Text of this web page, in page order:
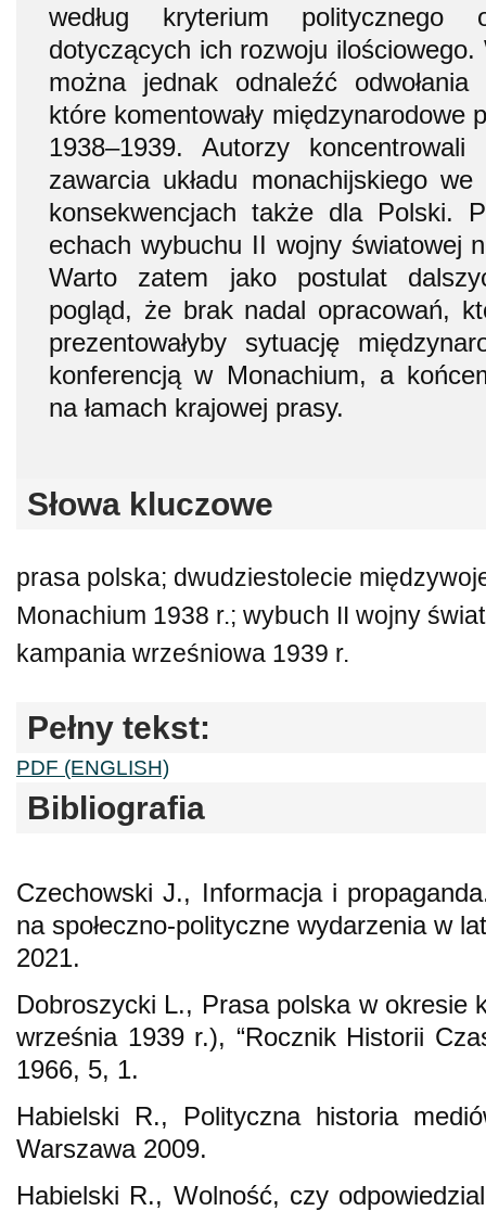
według kryterium politycznego
dotyczących ich rozwoju
można jednak odnaleźć
które komentowały międzynarodowe
1938–1939. Autorzy
zawarcia układu monachijskiego
konsekwencjach także dla Polski.
echach wybuchu II wojny światowej
Warto zatem jako postulat
pogląd, że brak nadal opracowań,
prezentowałyby sytuację
konferencją w Monachium, a
na łamach krajowej prasy.
Słowa kluczowe
prasa polska; dwudziestolecie
Monachium 1938 r.; wybuch II wojny
kampania wrześniowa 1939 r.
Pełny tekst:
PDF (ENGLISH)
Bibliografia
Czechowski J., Informacja i
na społeczno-polityczne wydarzenia w
2021.
Dobroszycki L., Prasa polska w okresie
września 1939 r.), “Rocznik Historii
1966, 5, 1.
Habielski R., Polityczna historia
Warszawa 2009.
Habielski R., Wolność, czy